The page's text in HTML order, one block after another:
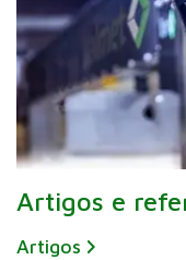
Artigos e
Artigos